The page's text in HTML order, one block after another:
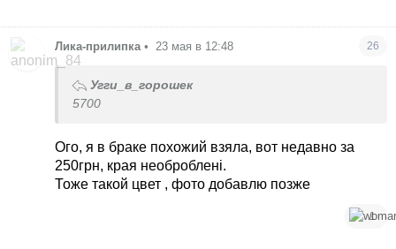
Лика-прилипка • 23 мая в 12:48 26
Угги_в_горошек
5700
Ого, я в браке похожий взяла, вот недавно за
250грн, края необроблені.
Тоже такой цвет , фото добавлю позже
1